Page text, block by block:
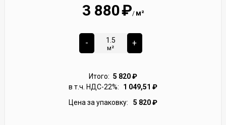
3 880₽/ м²
-
м²
+
Итого: 5 820₽
в т.ч. НДС-22%:
1 049,51 ₽
Цена за упаковку:
5 820₽